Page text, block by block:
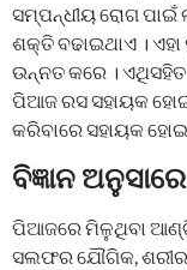
ସମ୍ପନ୍ଧୀୟ ରୋଗ ପାଇଁ
ଶକ୍ତି ବଢାଇଥାଏ ।
ଉନ୍ନତ କରେ । ଏଥିସହିତ
ପିଆଜ ରସ ସହାୟକ
କରିବାରେ ସହାୟକ
ବିଜ୍ଞାନ
ପିଆଜରେ ମିଳୁଥିବା
ସଲଫର ଯୌଗିକ, ଶରୀର